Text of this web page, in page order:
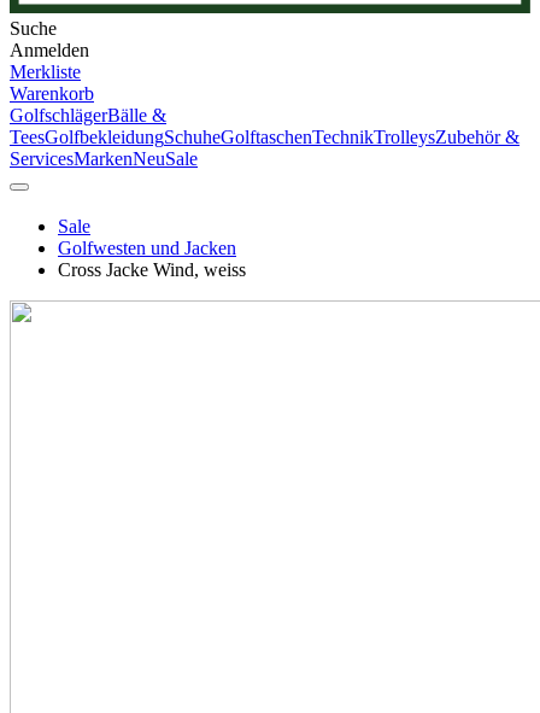
Suche
Anmelden
Merkliste
Warenkorb
GolfschlägerBälle &
TeesGolfbekleidungSchuheGolftaschenTechnikTrolleysZubehör &
ServicesMarkenNeuSale
Sale
Golfwesten und Jacken
Cross Jacke Wind, weiss